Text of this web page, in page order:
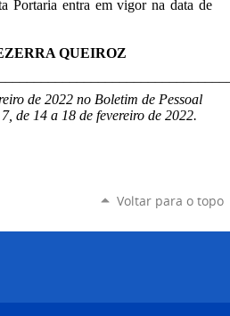
Portaria entra em vigor na data de
QUEIROZ
de 2022 no Boletim de Pessoal
de 14 a 18 de fevereiro de 2022.
Voltar para o topo